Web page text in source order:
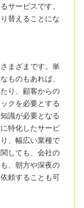
サービスです。
替えることにな
まざまです。単
ものもあれば、
り、顧客からの
クを必要とする
識が必要となる
特化したサービ
、幅広い業種で
しても、会社の
、朝方や深夜の
頼することも可